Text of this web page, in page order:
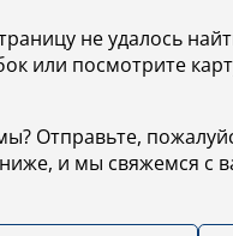
не удалось
или посмотрите
Отправьте,
и мы свяжемся с